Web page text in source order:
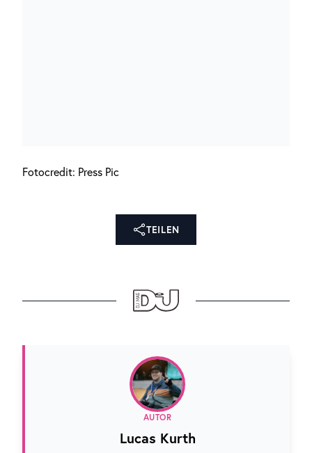
Fotocredit: Press Pic
TEILEN
AUTOR
Lucas Kurth